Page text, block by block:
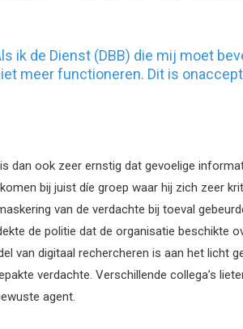
ik de Dienst (DBB) die mij moet
meer functioneren. Dit is
dan ook zeer ernstig dat gevoelige
bij juist díe groep waar hij zich zeer
van de verdachte bij toeval
de politie dat de organisatie beschikte
van digitaal rechercheren is aan het licht
verdachte. Verschillende collega’s
agent.